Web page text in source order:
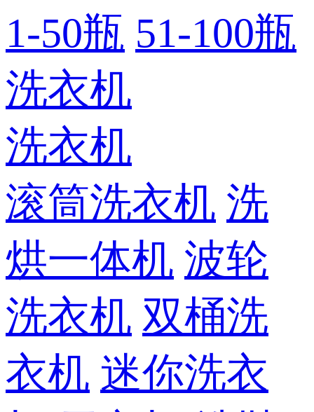
1-50瓶 51-100瓶
洗衣机
洗衣机
滚筒洗衣机 洗
烘一体机 波轮
洗衣机 双桶洗
衣机 迷你洗衣